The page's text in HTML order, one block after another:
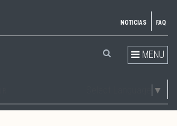
NOTICIAS FAQ
MENU
▼